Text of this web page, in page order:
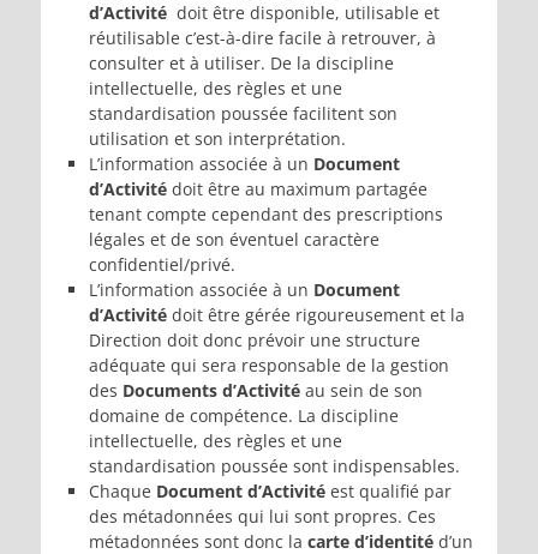
d’Activité doit être disponible, utilisable et
réutilisable c’est-à-dire facile à retrouver, à
consulter et à utiliser. De la discipline
intellectuelle, des règles et une
standardisation poussée facilitent son
utilisation et son interprétation.
L’information associée à un Document
d’Activité doit être au maximum partagée
tenant compte cependant des prescriptions
légales et de son éventuel caractère
confidentiel/privé.
L’information associée à un Document
d’Activité doit être gérée rigoureusement et la
Direction doit donc prévoir une structure
adéquate qui sera responsable de la gestion
des Documents d’Activité au sein de son
domaine de compétence. La discipline
intellectuelle, des règles et une
standardisation poussée sont indispensables.
Chaque Document d’Activité est qualifié par
des métadonnées qui lui sont propres. Ces
métadonnées sont donc la carte d’identité d’un